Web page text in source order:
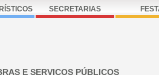
SECRETARIAS
E SERVIÇOS PÚBLICOS